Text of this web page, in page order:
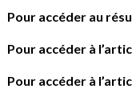
Pour accéder au
Pour accéder à
Pour accéder à